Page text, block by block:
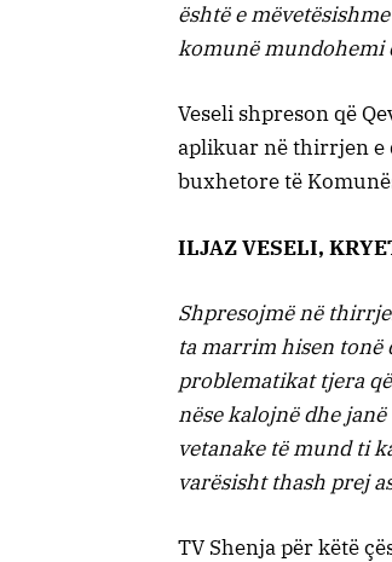
është e
komunë mundohemi
Veseli shpreson që
aplikuar në thirrjen e
buxhetore të
ILJAZ VESELI,
Shpresojmë në
ta marrim hisen tonë
problematikat tjera
nëse kalojnë dhe
vetanake të mund ti
varësisht thash prej
TV Shenja për këtë